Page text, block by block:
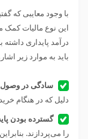
با وجود معایبی که
این نوع مالیات کمک
درآمد پایداری
باید به موارد زیر
سادگی در وصول
دلیل که در هنگام
گسترده بودن
را می‌پردازند.